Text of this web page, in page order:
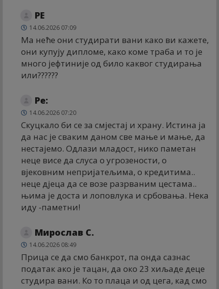
РЕ
14.06.2026 07:09
Ма неће они студирати вани како ви кажете,
они купују дипломе, како коме траба и то је
много јефтиније од било каквог студирања
или??????
Ре:
14.06.2026 07:20
Скуцкало би се за смјестај и храну. Истина ја
да нас је сваким даном све мање и мање, да
нестајемо. Одлази младост, нико паметан
неце висе да слуса о угрозености, о
вјековним непријатељима, о кредитима..
неце дјеца да се возе разрваним цестама..
њима је доста и лоповлука и србовања. Нека
иду -паметни!
Мирослав С.
14.06.2026 08:49
Прица се да смо банкрот, па онда сазнас
податак ако је тацан, да око 23 хиљаде деце
студира вани. Ко то плаца и од цега, кад смо